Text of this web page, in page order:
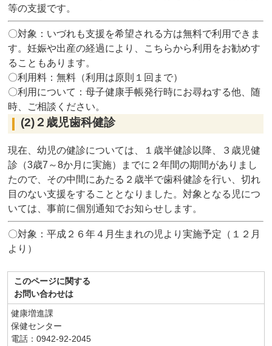
等の支援です。
〇対象：いづれも支援を希望される方は無料で利用できま
す。妊娠や出産の経過により、こちらから利用をお勧めす
ることもあります。
〇利用料：無料（利用は原則１回まで）
〇利用について：母子健康手帳発行時にお尋ねする他、随
時、ご相談ください。
(2)２歳児歯科健診
現在、幼児の健診については、１歳半健診以降、３歳児健
診（3歳7～8か月に実施）までに２年間の期間がありまし
たので、その中間にあたる２歳半で歯科健診を行い、切れ
目のない支援をすることとなりました。対象となる児につ
いては、事前に個別通知でお知らせします。
〇対象：平成２６年４月生まれの児より実施予定（１２月
より）
このページに関する
お問い合わせは
健康増進課
保健センター
電話：0942-92-2045